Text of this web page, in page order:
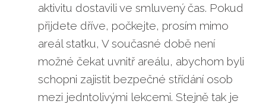
aktivitu dostavili ve smluvený čas. Pokud
přijdete dříve, počkejte, prosím mimo
areál statku, V současné době není
možné čekat uvnitř areálu, abychom byli
schopni zajistit bezpečné střídání osob
mezi jedntolivými lekcemi. Stejně tak je